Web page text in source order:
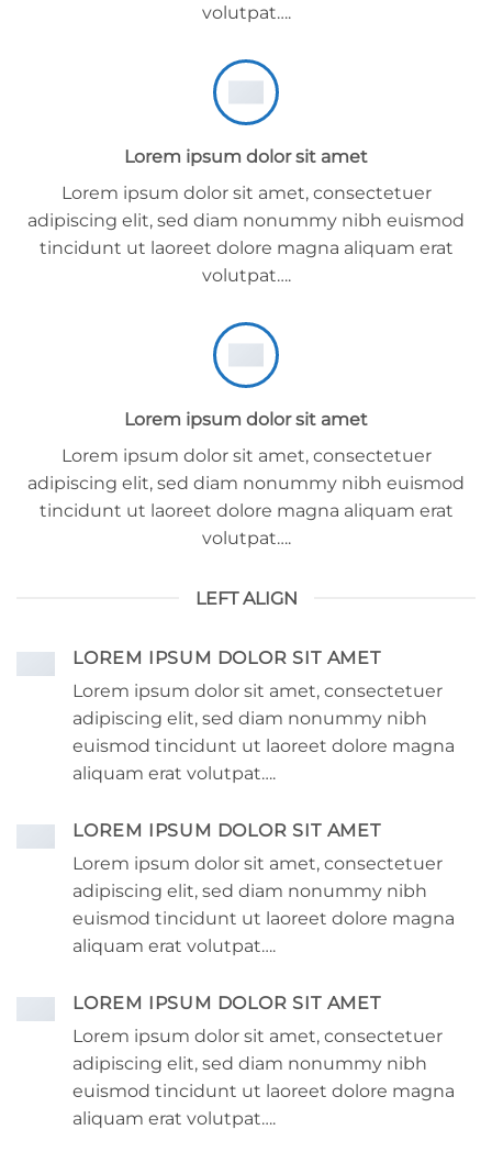
volutpat….
Lorem ipsum dolor sit amet
Lorem ipsum dolor sit amet, consectetuer
adipiscing elit, sed diam nonummy nibh euismod
tincidunt ut laoreet dolore magna aliquam erat
volutpat….
Lorem ipsum dolor sit amet
Lorem ipsum dolor sit amet, consectetuer
adipiscing elit, sed diam nonummy nibh euismod
tincidunt ut laoreet dolore magna aliquam erat
volutpat….
LEFT ALIGN
LOREM IPSUM DOLOR SIT AMET
Lorem ipsum dolor sit amet, consectetuer
adipiscing elit, sed diam nonummy nibh
euismod tincidunt ut laoreet dolore magna
aliquam erat volutpat….
LOREM IPSUM DOLOR SIT AMET
Lorem ipsum dolor sit amet, consectetuer
adipiscing elit, sed diam nonummy nibh
euismod tincidunt ut laoreet dolore magna
aliquam erat volutpat….
LOREM IPSUM DOLOR SIT AMET
Lorem ipsum dolor sit amet, consectetuer
adipiscing elit, sed diam nonummy nibh
euismod tincidunt ut laoreet dolore magna
aliquam erat volutpat….